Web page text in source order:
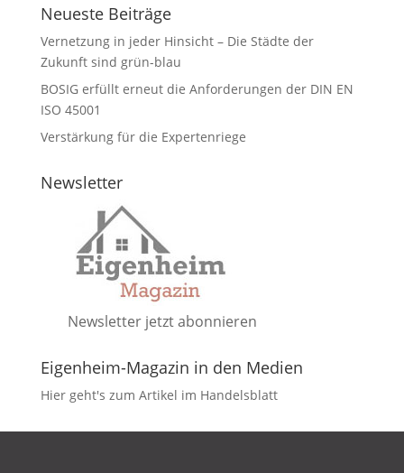
Neueste Beiträge
Vernetzung in jeder Hinsicht – Die Städte der
Zukunft sind grün-blau
BOSIG erfüllt erneut die Anforderungen der DIN EN
ISO 45001
Verstärkung für die Expertenriege
Newsletter
Newsletter jetzt abonnieren
Eigenheim-Magazin in den Medien
Hier geht's zum Artikel im Handelsblatt
DATENSCHUTZ